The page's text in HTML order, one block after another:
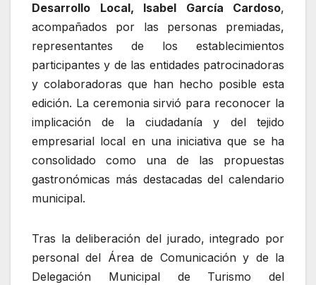
Desarrollo Local, Isabel García Cardoso,
acompañados por las personas premiadas,
representantes de los establecimientos
participantes y de las entidades patrocinadoras
y colaboradoras que han hecho posible esta
edición. La ceremonia sirvió para reconocer la
implicación de la ciudadanía y del tejido
empresarial local en una iniciativa que se ha
consolidado como una de las propuestas
gastronómicas más destacadas del calendario
municipal.
Tras la deliberación del jurado, integrado por
personal del Área de Comunicación y de la
Delegación Municipal de Turismo del